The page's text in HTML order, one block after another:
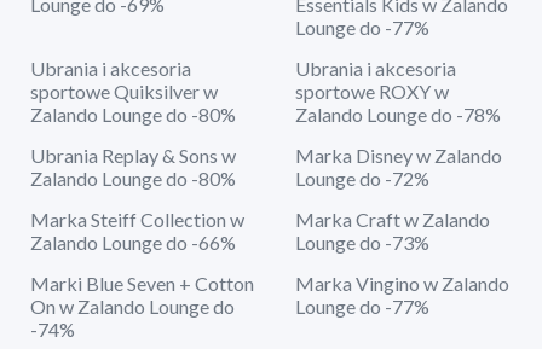
Lounge do -69%
Essentials Kids w Zalando
Lounge do -77%
Ubrania i akcesoria
sportowe Quiksilver w
Zalando Lounge do -80%
Ubrania i akcesoria
sportowe ROXY w
Zalando Lounge do -78%
Ubrania Replay & Sons w
Zalando Lounge do -80%
Marka Disney w Zalando
Lounge do -72%
Marka Steiff Collection w
Zalando Lounge do -66%
Marka Craft w Zalando
Lounge do -73%
Marki Blue Seven + Cotton
On w Zalando Lounge do
-74%
Marka Vingino w Zalando
Lounge do -77%